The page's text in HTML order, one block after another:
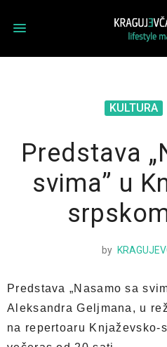
KULTURA
Predstava
svima” u
by
Predstava „Nasamo sa
Aleksandra Geljmana, u
na repertoaru Knjaževsko-